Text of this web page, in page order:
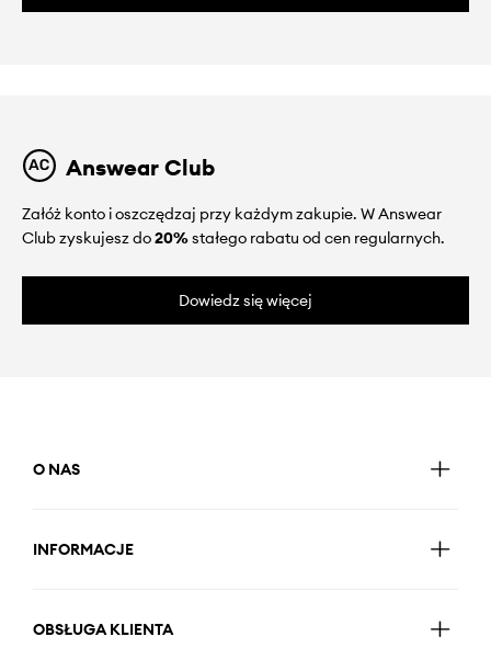
Answear Club
Załóż konto i oszczędzaj przy każdym zakupie. W Answear
Club zyskujesz do20%stałego rabatu od cen regularnych.
Dowiedz się więcej
O NAS
INFORMACJE
OBSŁUGA KLIENTA